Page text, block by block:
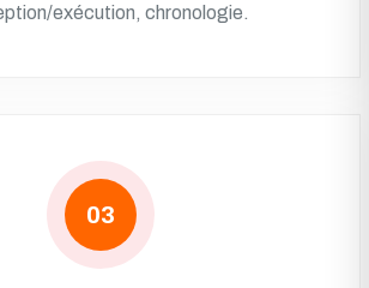
exécution, chronologie.
03